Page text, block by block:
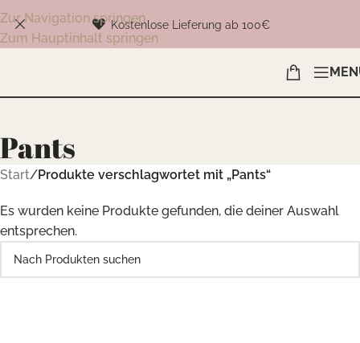
Zur Navigation springen
Zum Hauptinhalt springen
Kostenlose Lieferung ab 100€
Pants
Start/Produkte verschlagwortet mit „Pants“
Es wurden keine Produkte gefunden, die deiner Auswahl
entsprechen.